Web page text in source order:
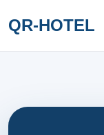
QR-HOTEL